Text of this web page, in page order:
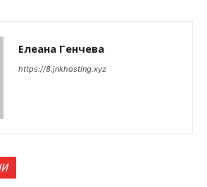
Елеана Генчева
https://8.jnkhosting.xyz